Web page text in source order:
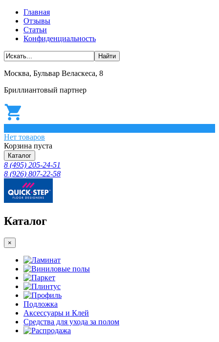
Главная
Отзывы
Статьи
Конфиденциальность
Москва, Бульвар Веласкеса, 8
Бриллиантовый партнер
Нет товаров
Корзина пуста
Каталог
8 (495) 205-24-51
8 (926) 807-22-58
Каталог
×
Ламинат
Виниловые полы
Паркет
Плинтус
Профиль
Подложка
Аксессуары и Клей
Средства для ухода за полом
Распродажа